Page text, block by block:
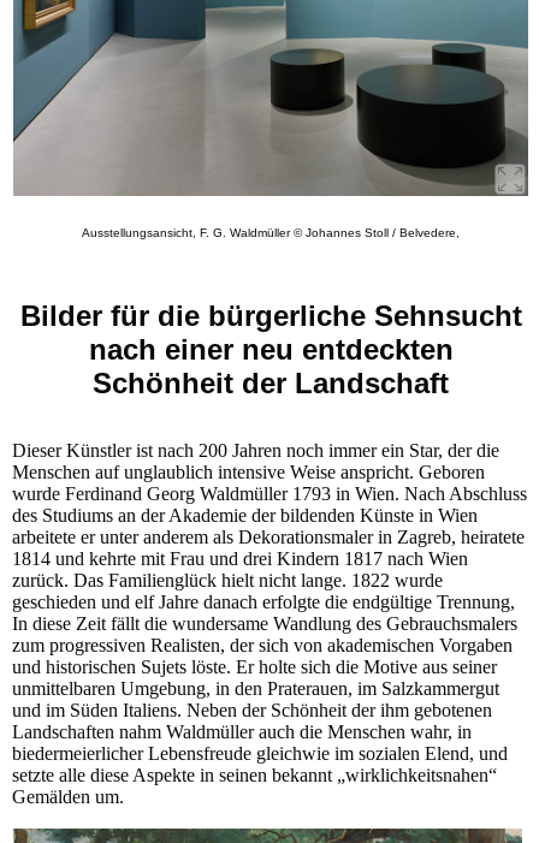
Ausstellungsansicht, F. G. Waldmüller © Johannes Stoll / Belvedere,
Bilder für die bürgerliche Sehnsucht
nach einer neu entdeckten
Schönheit der Landschaft
Dieser Künstler ist nach 200 Jahren noch immer ein Star, der die
Menschen auf unglaublich intensive Weise anspricht. Geboren
wurde Ferdinand Georg Waldmüller 1793 in Wien. Nach Abschluss
des Studiums an der Akademie der bildenden Künste in Wien
arbeitete er unter anderem als Dekorationsmaler in Zagreb, heiratete
1814 und kehrte mit Frau und drei Kindern 1817 nach Wien
zurück. Das Familienglück hielt nicht lange. 1822 wurde
geschieden und elf Jahre danach erfolgte die endgültige Trennung,
In diese Zeit fällt die wundersame Wandlung des Gebrauchsmalers
zum progressiven Realisten, der sich von akademischen Vorgaben
und historischen Sujets löste. Er holte sich die Motive aus seiner
unmittelbaren Umgebung, in den Praterauen, im Salzkammergut
und im Süden Italiens. Neben der Schönheit der ihm gebotenen
Landschaften nahm Waldmüller auch die Menschen wahr, in
biedermeierlicher Lebensfreude gleichwie im sozialen Elend, und
setzte alle diese Aspekte in seinen bekannt „wirklichkeitsnahen“
Gemälden um.